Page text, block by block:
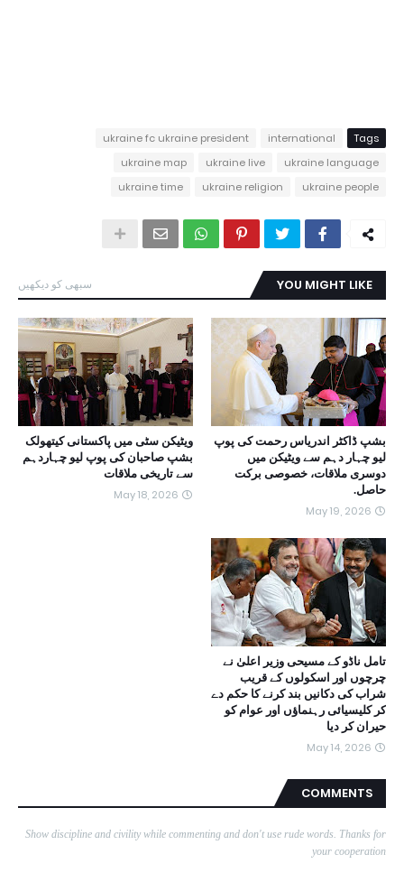
Tags
international
ukraine fc ukraine president
ukraine language
ukraine live
ukraine map
ukraine people
ukraine religion
ukraine time
YOU MIGHT LIKE سبھی کو دیکھیں
بشپ ڈاکٹر اندریاس رحمت کی پوپ
لیو چہار دہم سے ویٹیکن میں
دوسری ملاقات، خصوصی برکت
حاصل.
May 19, 2026
ویٹیکن سٹی میں پاکستانی کیتھولک
بشپ صاحبان کی پوپ لیو چہاردہم
سے تاریخی ملاقات
May 18, 2026
تامل ناڈو کے مسیحی وزیر اعلیٰ نے
چرچوں اور اسکولوں کے قریب
شراب کی دکانیں بند کرنے کا حکم دے
کر کلیسیائی رہنماؤں اور عوام کو
حیران کر دیا
May 14, 2026
COMMENTS
Show discipline and civility while commenting and don't use rude words. Thanks for
your cooperation